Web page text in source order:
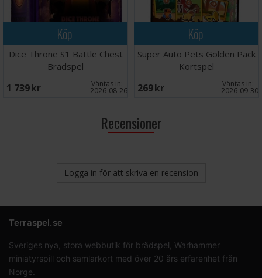
Köp
Dice Throne S1 Battle Chest
Brädspel
1 739 SEK Väntas in:
2026-08-26
Köp
Super Auto Pets Golden Pack
Kortspel
269 SEK Väntas in:
2026-09-30
Recensioner
Logga in för att skriva en recension
Terraspel.se
Sveriges nya, stora webbutik för brädspel, Warhammer
miniatyrspill och samlarkort med över 20 års erfarenhet från
Norge.